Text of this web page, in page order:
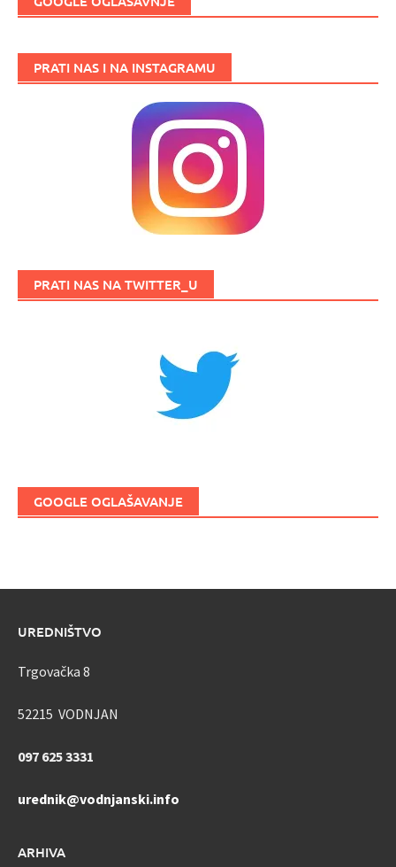
PRATI NAS I NA INSTAGRAMU
PRATI NAS NA TWITTER_U
GOOGLE OGLAŠAVANJE
UREDNIŠTVO
Trgovačka 8
52215 VODNJAN
097 625 3331
urednik@vodnjanski.info
ARHIVA